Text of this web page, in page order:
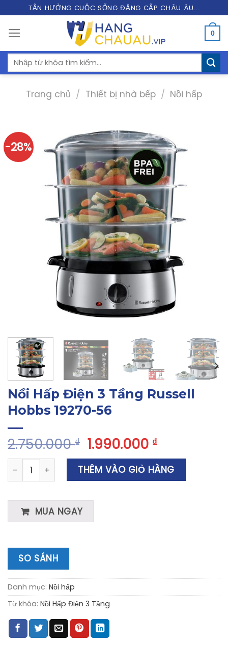
content
TẬN HƯỞNG CUỘC SỐNG ĐẲNG CẤP CHÂU ÂU...
0
Tìm
kiếm:
Trang chủ / Thiết bị nhà bếp / Nồi hấp
-28%
Nồi Hấp Điện 3 Tầng Russell
Hobbs 19270-56
2.750.000₫ 1.990.000 ₫
Nồi Hấp Điện 3 Tầng Russell Hobbs 19270-56 số lượng
THÊM VÀO GIỎ HÀNG
MUA NGAY
SO SÁNH
Danh mục: Nồi hấp
Từ khóa: Nồi Hấp Điện 3 Tầng